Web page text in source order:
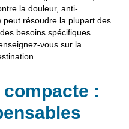
la douleur, anti-
résoudre la plupart des
besoins spécifiques
vous sur la
: